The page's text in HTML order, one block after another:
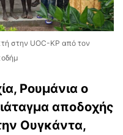
στην UOC-KP από τον
Ρουμάνια ο
αποδοχής
Ουγκάντα,